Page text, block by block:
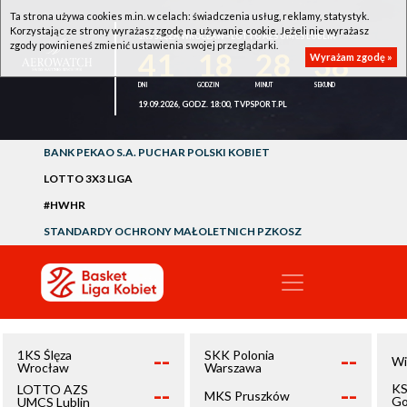
1KS ŚLĘZA WROCŁAW - LOTTO AZS UMCS LUBLIN
38
19.09.2026, GODZ. 18:00, TVPSPORT.PL
BANK PEKAO S.A. PUCHAR POLSKI KOBIET
LOTTO 3X3 LIGA
#HWHR
STANDARDY OCHRONY MAŁOLETNICH PZKOSZ
1KS Ślęza
Wrocław
--
LOTTO AZS
UMCS Lublin
--
SKK Polonia
Warszawa
--
MKS Pruszków --
Ta strona używa cookies m.in. w celach: świadczenia usług, reklamy, statystyk.
Korzystając ze strony wyrażasz zgodę na używanie cookie. Jeżeli nie wyrażasz
zgody powinieneś zmienić ustawienia swojej przeglądarki.
Wyrażam zgodę »